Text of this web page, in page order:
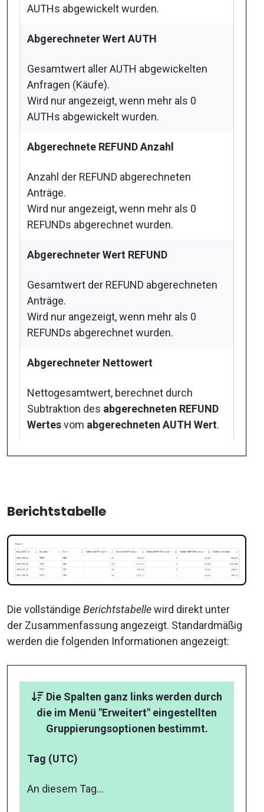
AUTHs abgewickelt wurden.
Abgerechneter Wert AUTH
Gesamtwert aller AUTH abgewickelten
Anfragen (Käufe).
Wird nur angezeigt, wenn mehr als 0
AUTHs abgewickelt wurden.
Abgerechnete REFUND Anzahl
Anzahl der REFUND abgerechneten
Anträge.
Wird nur angezeigt, wenn mehr als 0
REFUNDs abgerechnet wurden.
Abgerechneter Wert REFUND
Gesamtwert der REFUND abgerechneten
Anträge.
Wird nur angezeigt, wenn mehr als 0
REFUNDs abgerechnet wurden.
Abgerechneter Nettowert
Nettogesamtwert, berechnet durch
Subtraktion des abgerechneten REFUND
Wertesvom abgerechneten AUTH Wert.
Berichtstabelle
Die vollständige Berichtstabellewird direkt unter
der Zusammenfassung angezeigt. Standardmäßig
werden die folgenden Informationen angezeigt:
Die Spalten ganz links werden durch
die im Menü "Erweitert" eingestellten
Gruppierungsoptionen bestimmt.
Tag (UTC)
An diesem Tag...